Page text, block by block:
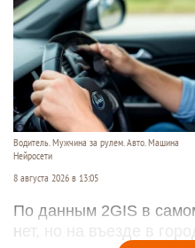
Водитель. Мужчина за рулем. Авто. Машина
Нейросети
8 августа 2026 в 13:05
По данным 2GIS в
нет, но на въезде в